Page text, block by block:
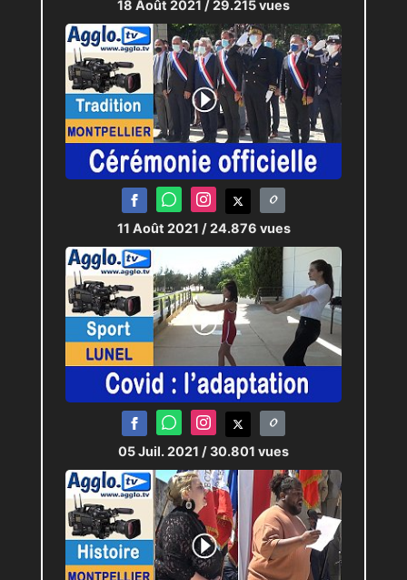
18 Août 2021 / 29.215 vues
11 Août 2021 / 24.876 vues
05 Juil. 2021 / 30.801 vues